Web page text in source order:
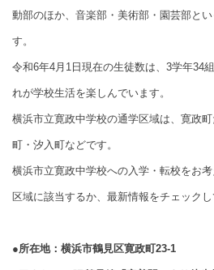
動部のほか、音楽部・美術部・園芸部と
す。
令和6年4月1日現在の生徒数は、3学年34
れが学校生活を楽しんでいます。
横浜市立寛政中学校の通学区域は、寛政
町・汐入町などです。
横浜市立寛政中学校への入学・転校をお
区域に該当するか、最新情報をチェックし
●所在地：横浜市鶴見区寛政町23-1